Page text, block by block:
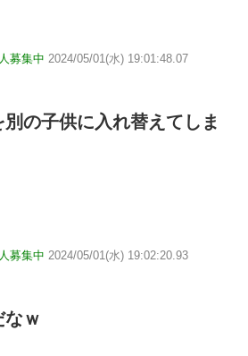
募集中 2024/05/01(水) 19:01:48.07
の子供に入れ替えてしま
募集中 2024/05/01(水) 19:02:20.93
なｗ